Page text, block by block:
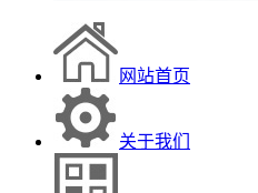
网站首页
关于我们